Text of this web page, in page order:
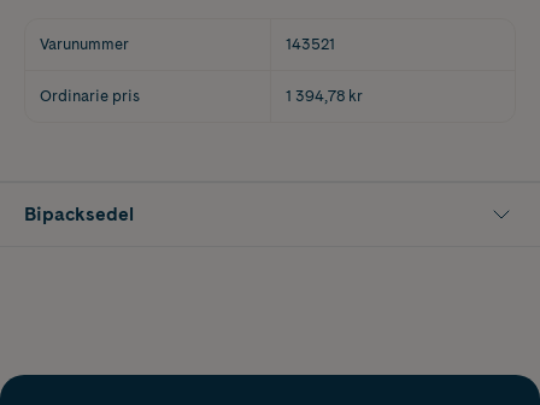
Varunummer 143521
Ordinarie pris 1 394,78 kr
Bipacksedel